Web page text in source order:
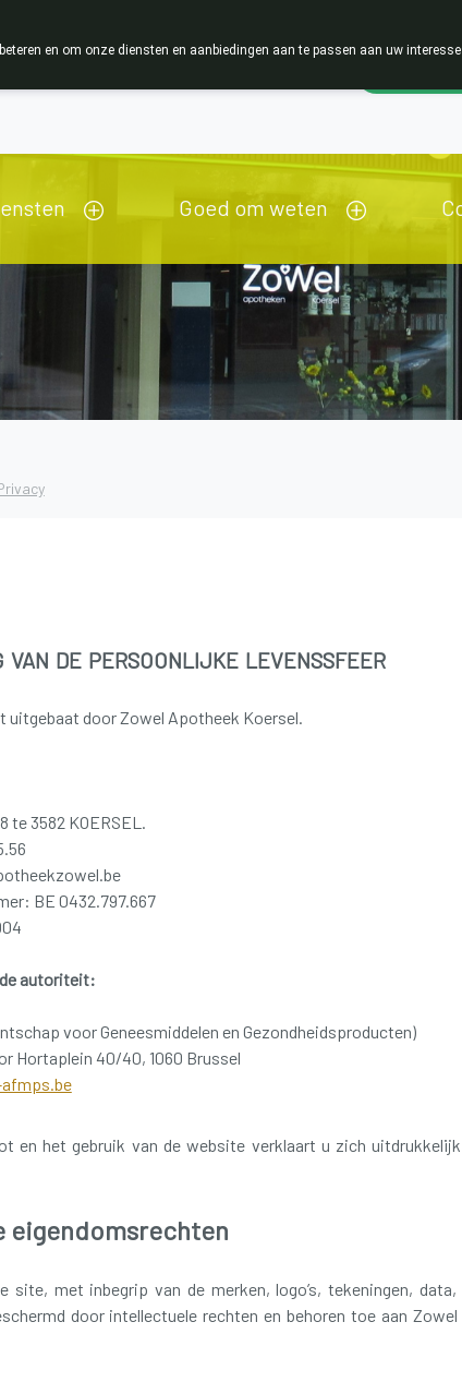
Goed om weten
van de persoonlijke levenssfeer
uitgebaat door Zowel Apotheek Koersel.
3582 KOERSEL.
BE 0432.797.667
autoriteit:
voor Geneesmiddelen en Gezondheidsproducten)
Hortaplein 40/40, 1060 Brussel
en het gebruik van de website verklaart u zich
eigendomsrechten
site, met inbegrip van de merken, logo’s, tekeningen,
door intellectuele rechten en behoren toe aan
en om onze diensten en aanbiedingen aan te passen aan uw